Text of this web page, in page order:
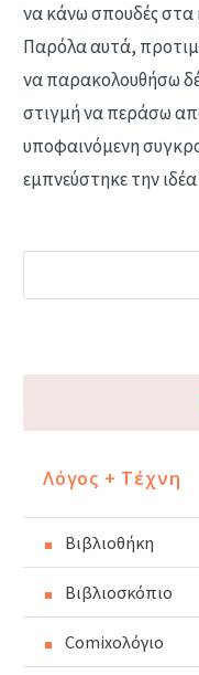
να κάνω σπουδές
Παρόλα αυτά,
να παρακολουθήσω
στιγμή να περάσω
υποφαινόμενη
εμπνεύστηκε την
Λόγος + Τέχνη
Βιβλιοθήκη
Βιβλιοσκόπιο
Comixoλόγιο